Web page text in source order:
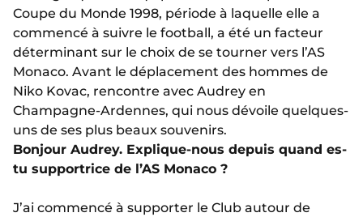
Coupe du Monde 1998, période à laquelle elle a
commencé à suivre le football, a été un facteur
déterminant sur le choix de se tourner vers l’AS
Monaco. Avant le déplacement des hommes de
Niko Kovac, rencontre avec Audrey en
Champagne-Ardennes, qui nous dévoile quelques-
uns de ses plus beaux souvenirs.
Bonjour Audrey. Explique-nous depuis quand es-
tu supportrice de l’AS Monaco ?
J’ai commencé à supporter le Club autour de